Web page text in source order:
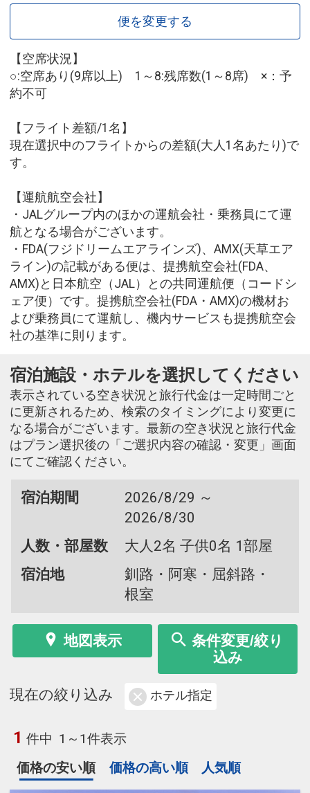
便を変更する
【空席状況】
○:空席あり(9席以上) 1～8:残席数(1～8席) ×：予
約不可
【フライト差額/1名】
現在選択中のフライトからの差額(大人1名あたり)で
す。
【運航航空会社】
・JALグループ内のほかの運航会社・乗務員にて運
航となる場合がございます。
・FDA(フジドリームエアラインズ)、AMX(天草エア
ライン)の記載がある便は、提携航空会社(FDA、
AMX)と日本航空（JAL）との共同運航便（コードシ
ェア便）です。提携航空会社(FDA・AMX)の機材お
よび乗務員にて運航し、機内サービスも提携航空会
社の基準に則ります。
宿泊施設・ホテルを選択してください
表示されている空き状況と旅行代金は一定時間ごと
に更新されるため、検索のタイミングにより変更に
なる場合がございます。最新の空き状況と旅行代金
はプラン選択後の「ご選択内容の確認・変更」画面
にてご確認ください。
宿泊期間
2026/8/29 ～
2026/8/30
人数・部屋数
大人2名 子供0名 1部屋
宿泊地
釧路・阿寒・屈斜路・
根室
地図表示
条件変更/絞り
込み
現在の絞り込み ホテル指定
1 件中 1～1件表示
価格の安い順
価格の高い順 人気順